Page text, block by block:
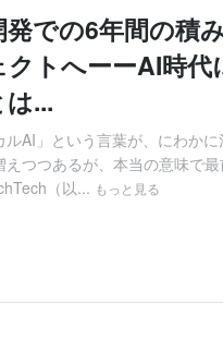
発での6年間の積
クトへーーAI時
...
ルAI」という言葉が、にわか
えつつあるが、本当の意味で
（以... もっと見る